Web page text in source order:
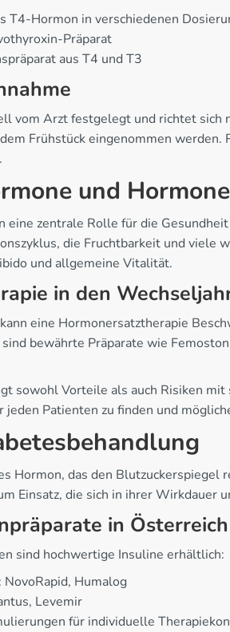
T4-Hormon in verschiedenen
Präparat
aus T4 und T3
vom Arzt festgelegt und richtet sich
Frühstück eingenommen
und
eine zentrale Rolle für die
die Fruchtbarkeit und viele
und allgemeine Vitalität.
in den
eine Hormonersatztherapie
bewährte Präparate wie
sowohl Vorteile als auch Risiken
Patienten zu finden und
Hormon, das den
Einsatz, die sich in ihrer Wirkdauer
in Österreich
sind hochwertige Insuline erhältlich:
Humalog
Levemir
für individuelle